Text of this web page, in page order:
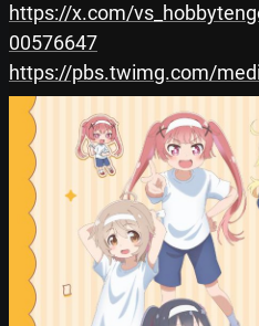
https://x.com/
00576647
https://pbs.twimg.com/